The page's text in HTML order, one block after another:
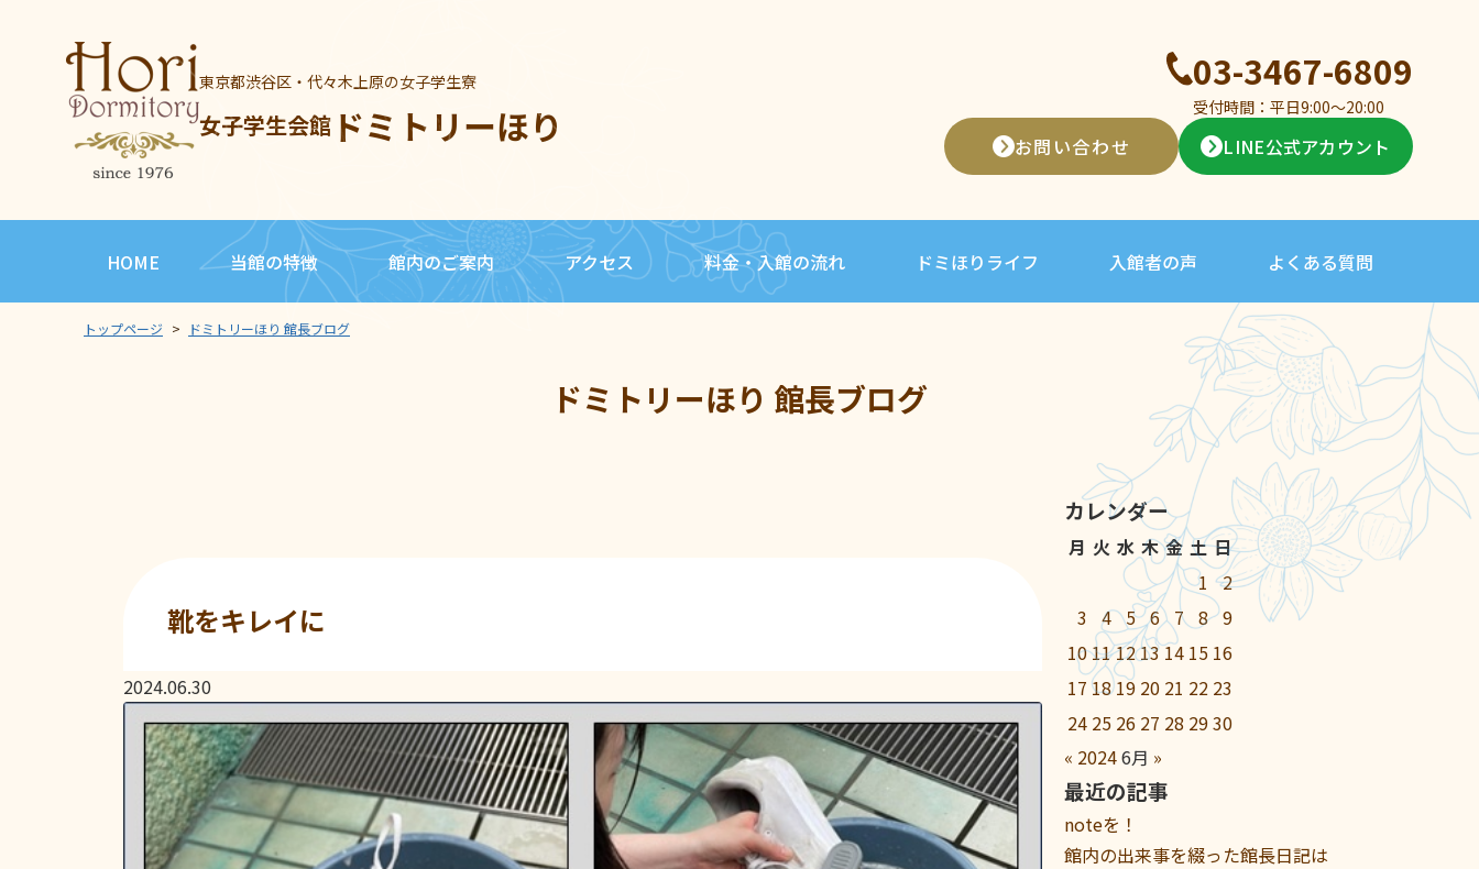
東京都渋谷区・代々木上原の女子学生寮
女子学生会館 ドミトリーほり
03-3467-6809
受付時間：平日9:00〜20:00
お問い合わせ LINE公式アカウント
HOME 当館の特徴 館内のご案内 アクセス 料金・入館の流れ ドミほりライフ 入館者の声 よくある質問
トップページ > ドミトリーほり 館長ブログ
ドミトリーほり 館長ブログ
靴をキレイに
2024.06.30
カレンダー
月 火 水 木 金 土 日
1
2
3 4 5 6 7 8 9
1011121314 15 16
17 18 19 20 21 22 23
24 25 26 27 28 2930
« 20246月 »
最近の記事
noteを！
館内の出来事を綴った館長日記は